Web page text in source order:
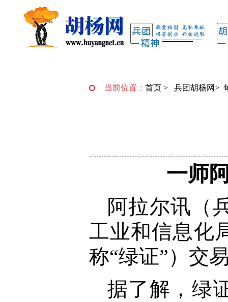
当前位置： 首页 > 兵团胡杨网>
一师
阿拉尔讯（
工业和信息化
称“绿证”）交
据了解，绿